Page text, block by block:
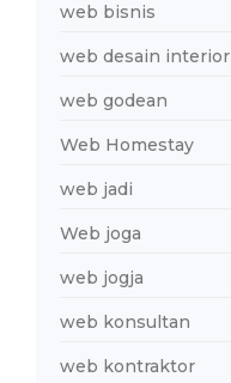
web bisnis
web desain interior
web godean
Web Homestay
web jadi
Web joga
web jogja
web konsultan
web kontraktor